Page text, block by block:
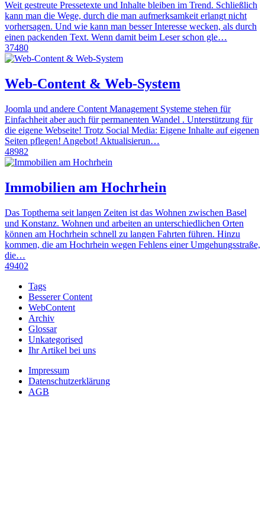
Weit gestreute Pressetexte und Inhalte bleiben im Trend. Schließlich
kann man die Wege, durch die man aufmerksamkeit erlangt nicht
vorhersagen. Und wie kann man besser Interesse wecken, als durch
einen packenden Text. Wenn damit beim Leser schon gle…
37480
Web-Content & Web-System
Joomla und andere Content Management Systeme stehen für
Einfachheit aber auch für permanenten Wandel . Unterstützung für
die eigene Webseite! Trotz Social Media: Eigene Inhalte auf eigenen
Seiten pflegen! Angebot! Aktualisierun…
48982
Immobilien am Hochrhein
Das Topthema seit langen Zeiten ist das Wohnen zwischen Basel
und Konstanz. Wohnen und arbeiten an unterschiedlichen Orten
können am Hochrhein schnell zu langen Fahrten führen. Hinzu
kommen, die am Hochrhein wegen Fehlens einer Umgehungsstraße,
die…
49402
Tags
Besserer Content
WebContent
Archiv
Glossar
Unkategorised
Ihr Artikel bei uns
Impressum
Datenschutzerklärung
AGB